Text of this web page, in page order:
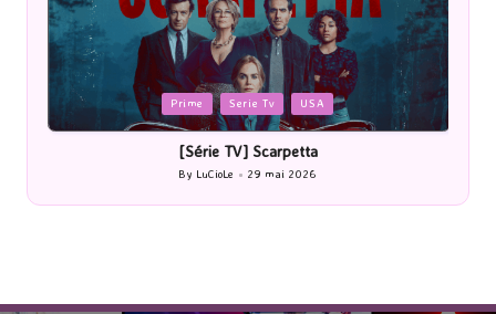
Posted
in
Cinéma
[Cinéma] Les Rayons et des ombres
Posted
by
By LuCioLe 27 mai 2026